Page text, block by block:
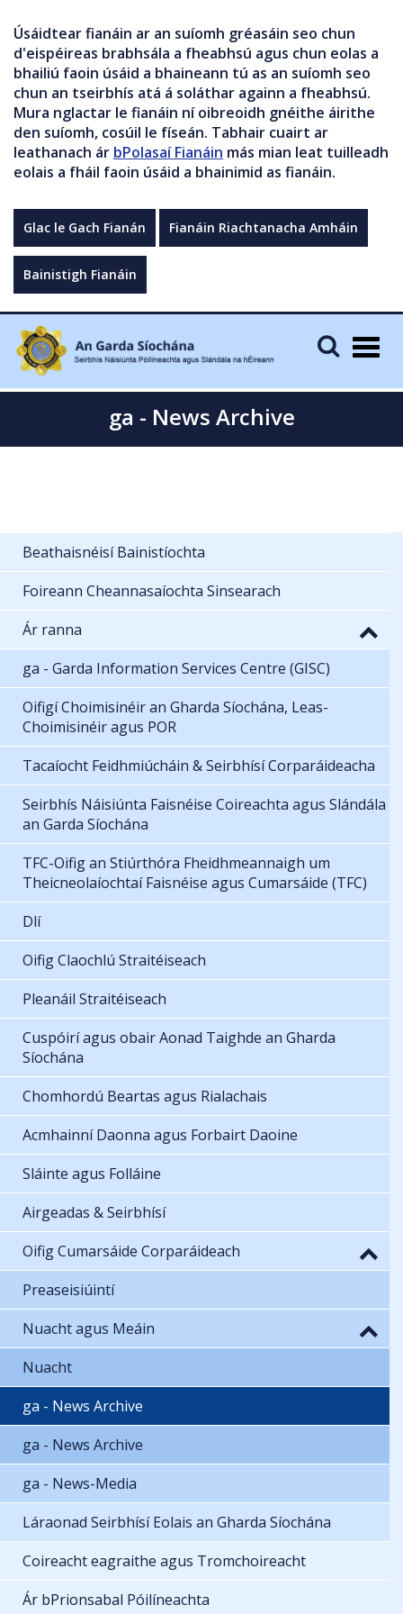
Úsáidtear fianáin ar an suíomh gréasáin seo chun
d'eispéireas brabhsála a fheabhsú agus chun eolas a
bhailiú faoin úsáid a bhaineann tú as an suíomh seo
chun an tseirbhís atá á soláthar againn a fheabhsú.
Mura nglactar le fianáin ní oibreoidh gnéithe áirithe
den suíomh, cosúil le físeán. Tabhair cuairt ar
leathanach ár bPolasaí Fianáin más mian leat tuilleadh
eolais a fháil faoin úsáid a bhainimid as fianáin.
Glac le Gach Fianán Fianáin Riachtanacha Amháin
Bainistigh Fianáin
ga - News Archive
Beathaisnéisí Bainistíochta
Foireann Cheannasaíochta Sinsearach
Ár ranna
ga - Garda Information Services Centre (GISC)
Oifigí Choimisinéir an Gharda Síochána, Leas-
Choimisinéir agus POR
Tacaíocht Feidhmiúcháin & Seirbhísí Corparáideacha
Seirbhís Náisiúnta Faisnéise Coireachta agus Slándála
an Garda Síochána
TFC-Oifig an Stiúrthóra Fheidhmeannaigh um
Theicneolaíochtaí Faisnéise agus Cumarsáide (TFC)
Dlí
Oifig Claochlú Straitéiseach
Pleanáil Straitéiseach
Cuspóirí agus obair Aonad Taighde an Gharda
Síochána
Chomhordú Beartas agus Rialachais
Acmhainní Daonna agus Forbairt Daoine
Sláinte agus Folláine
Airgeadas & Seirbhísí
Oifig Cumarsáide Corparáideach
Preaseisiúintí
Nuacht agus Meáin
Nuacht
ga - News Archive
ga - News Archive
ga - News-Media
Láraonad Seirbhísí Eolais an Gharda Síochána
Coireacht eagraithe agus Tromchoireacht
Ár bPrionsabal Póilíneachta